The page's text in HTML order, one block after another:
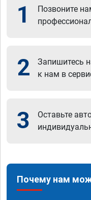
1 Позвоните
2
Запишитесь
к нам в
3
Оставьте
Почему нам